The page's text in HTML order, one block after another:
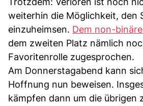
weiterhin die Möglichkeit, den
einzuheimsen. Dem non-
dem zweiten Platz nämlich
Favoritenrolle zugesprochen.
Am Donnerstagabend kann
Hoffnung nun beweisen.
kämpfen dann um die übrigen